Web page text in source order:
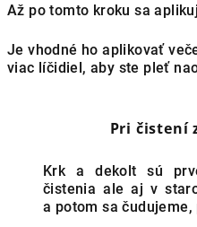
Až po tomto kroku sa
Je vhodné ho aplikovať
viac líčidiel, aby ste pleť
Pri čistení
Krk a dekolt sú
čistenia ale aj v
a potom sa